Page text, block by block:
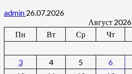
admin 26.07.2026
Август 2026
Пн
Вт Ср Чт
3
4 5 6